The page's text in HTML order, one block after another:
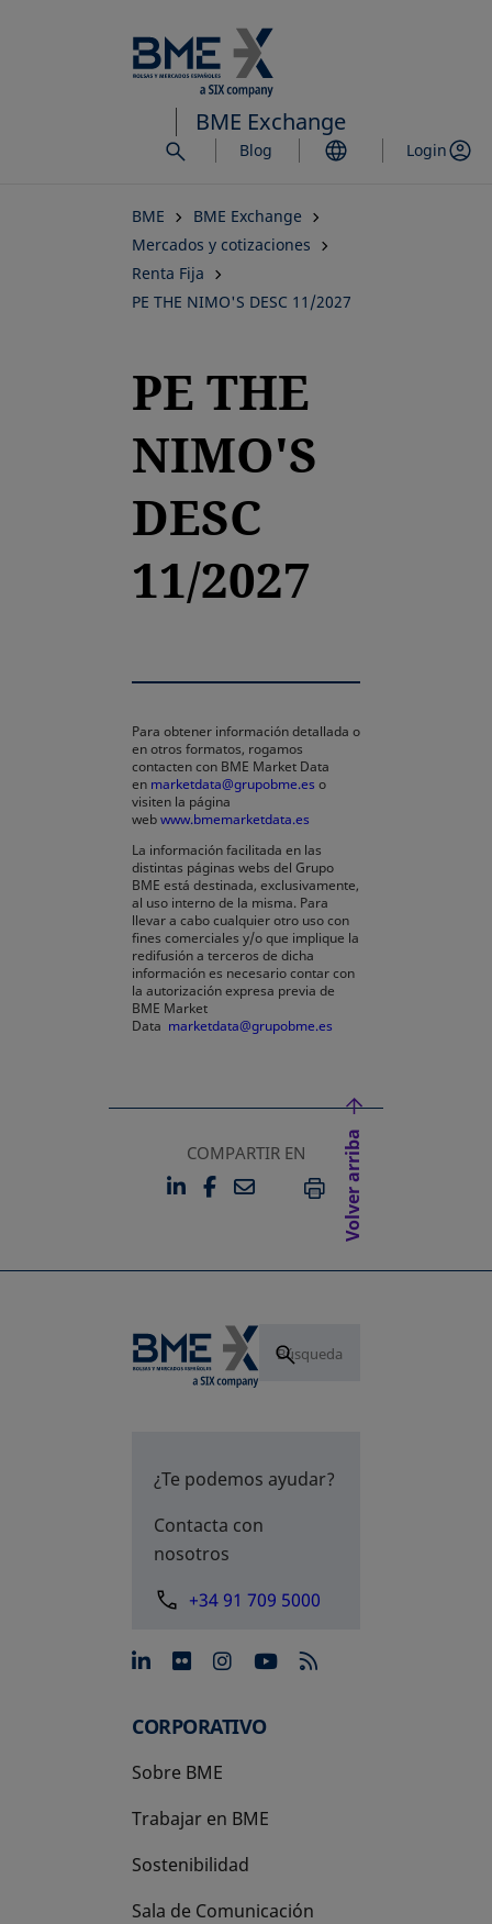
al
contenido
principal
BME Exchange
Blog Login
BME
BME Exchange
Mercados y cotizaciones
Renta Fija
PE THE NIMO'S DESC 11/2027
PE THE
NIMO'S
DESC
11/2027
Para obtener información detallada o
en otros formatos, rogamos
contacten con BME Market Data
en marketdata@grupobme.es o
visiten la página
webwww.bmemarketdata.es
La información facilitada en las
distintas páginas webs del Grupo
BME está destinada, exclusivamente,
al uso interno de la misma. Para
llevar a cabo cualquier otro uso con
fines comerciales y/o que implique la
redifusión a terceros de dicha
información es necesario contar con
la autorización expresa previa de
BME Market
Data marketdata@grupobme.es
COMPARTIR EN
LINKEDIN
SE ABRE EN UNA PESTAÑA
FACEBOOK
SE ABRE EN UNA
EMAILIMPRIMIR
Volver arriba
¿Te podemos ayudar?
Contacta con
nosotros
+34 91 709 5000
se abre en una pestaña
se abre en una pestaña
se abre en una
se abre en una
CORPORATIVO
Sobre BME
Trabajar en BME
Sostenibilidad
Sala de Comunicación